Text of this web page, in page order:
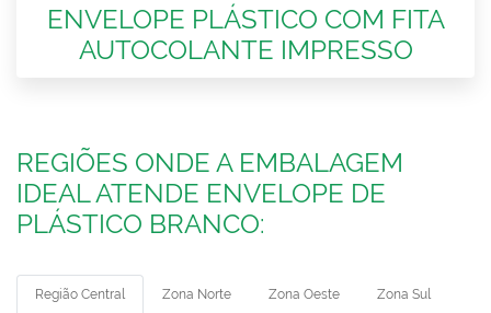
ENVELOPE PLÁSTICO COM FITA
AUTOCOLANTE IMPRESSO
REGIÕES ONDE A EMBALAGEM
IDEAL ATENDE ENVELOPE DE
PLÁSTICO BRANCO:
Região Central Zona Norte Zona Oeste Zona Sul